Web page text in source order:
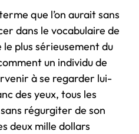
que l’on aurait sans
dans le vocabulaire de
le plus sérieusement du
un individu de
à se regarder lui-
des yeux, tous les
régurgiter de son
deux mille dollars